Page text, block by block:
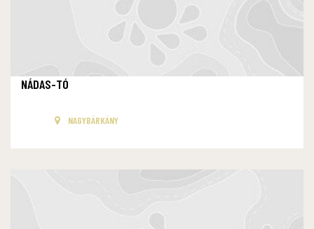
NÁDAS-TÓ
NAGYBÁRKÁNY